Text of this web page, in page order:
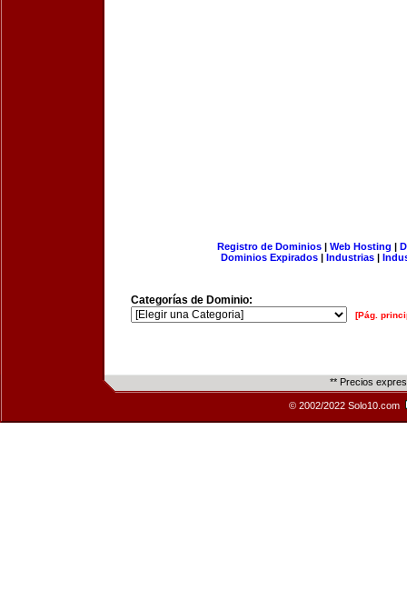
Registro de Dominios| Web Hosting |
Dominios Expirados | Industrias |
Categorías de Dominio:
[Pág.
** Precios
© 2002/2022 Solo10.com